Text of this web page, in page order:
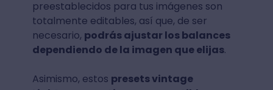
preestablecidos para tus imágenes son
totalmente editables, así que, de ser
necesario, podrás ajustar los balances
dependiendo de la imagen que elijas.
Asimismo, estos presets vintage